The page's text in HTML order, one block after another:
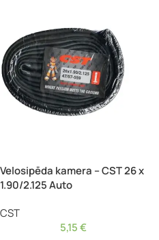
Velosipēda kamera – CST 26 x
1.90/2.125 Auto
CST
5,15€